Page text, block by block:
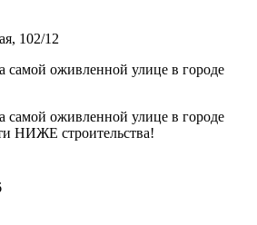
102/12
самой оживленной улице в городе
самой оживленной улице в городе
НИЖЕ строительства!